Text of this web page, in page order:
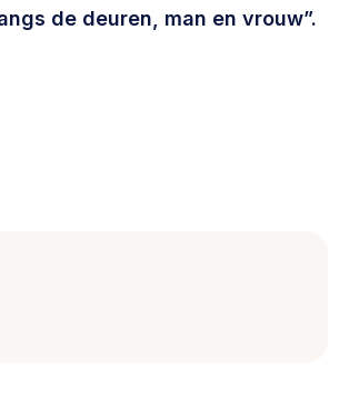
de deuren, man en vrouw”.